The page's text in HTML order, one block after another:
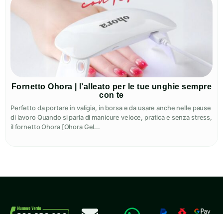
Fornetto Ohora | l’alleato per le tue unghie sempre
con te
Perfetto da portare in valigia, in borsa e da usare anche nelle pause
di lavoro Quando si parla di manicure veloce, pratica e senza stress,
il fornetto Ohora [Ohora Gel...